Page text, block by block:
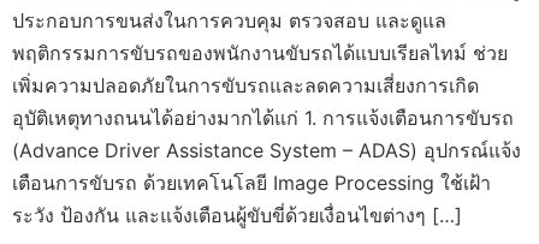
ประกอบการขนส่งในการควบคุม ตรวจสอบ และดูแล
พฤติกรรมการขับรถของพนักงานขับรถได้แบบเรียลไทม์ ช่วย
เพิ่มความปลอดภัยในการขับรถและลดความเสี่ยงการเกิด
อุบัติเหตุทางถนนได้อย่างมากได้แก่ 1. การแจ้งเตือนการขับรถ
(Advance Driver Assistance System – ADAS) อุปกรณ์แจ้ง
เตือนการขับรถ ด้วยเทคโนโลยี Image Processing ใช้เฝ้า
ระวัง ป้องกัน และแจ้งเตือนผู้ขับขี่ด้วยเงื่อนไขต่างๆ […]